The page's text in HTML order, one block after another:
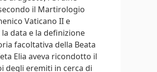
il Martirologio
Vaticano II e
data e la definizione
facoltativa della Beata
Elia aveva ricondotto il
degli eremiti in cerca di